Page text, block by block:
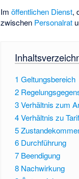
Imöffentlichen Dienst,
zwischen Personalrat
1 Geltungsbereich
2
3Verhältnis zum
4Verhältnis zu
5
6 Durchführung
7 Beendigung
8 Nachwirkung